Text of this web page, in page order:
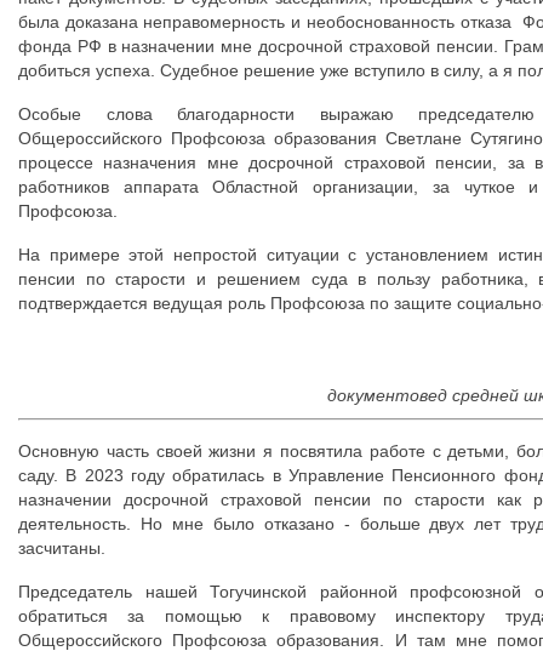
была доказана неправомерность и необоснованность отказа
фонда РФ в назначении мне досрочной страховой пенсии.
добиться успеха. Судебное решение уже вступило в силу, а я
Особые слова благодарности выражаю председателю
Общероссийского Профсоюза образования Светлане
процессе назначения мне досрочной страховой пенсии, за
работников аппарата Областной организации, за
Профсоюза.
На примере этой непростой ситуации с установлением
пенсии по старости и решением суда в пользу
подтверждается ведущая роль Профсоюза по защите
документовед средней
Основную часть своей жизни я посвятила работе с детьми,
саду. В 2023 году обратилась в Управление Пенсионного
назначении досрочной страховой пенсии по старости как
деятельность. Но мне было отказано - больше двух лет
засчитаны.
Председатель нашей Тогучинской районной профсоюзной
обратиться за помощью к правовому инспектору
Общероссийского Профсоюза образования. И там мне